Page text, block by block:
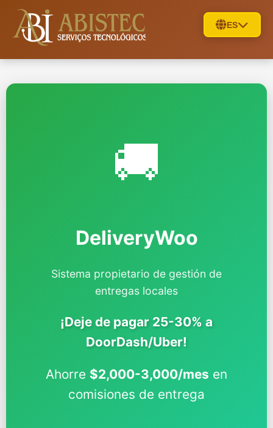
ES
🚚
DeliveryWoo
Sistema propietario de gestión de
entregas locales
¡Deje de pagar 25-30% a
DoorDash/Uber!
Ahorre $2,000-3,000/mes en
comisiones de entrega